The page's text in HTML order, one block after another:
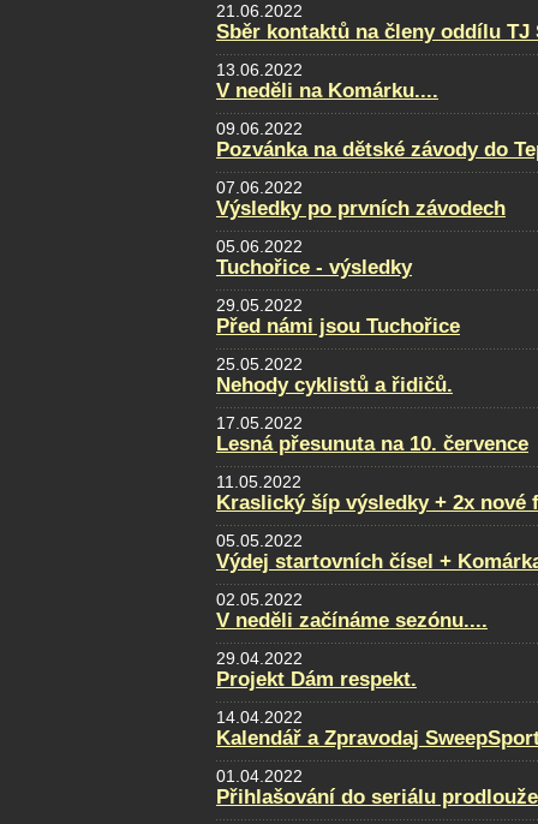
21.06.2022
Sběr kontaktů na členy oddílu TJ
13.06.2022
V neděli na Komárku....
09.06.2022
Pozvánka na dětské závody do
07.06.2022
Výsledky po prvních závodech
05.06.2022
Tuchořice - výsledky
29.05.2022
Před námi jsou Tuchořice
25.05.2022
Nehody cyklistů a řidičů.
17.05.2022
Lesná přesunuta na 10. července
11.05.2022
Kraslický šíp výsledky + 2x nové
05.05.2022
Výdej startovních čísel +
02.05.2022
V neděli začínáme sezónu....
29.04.2022
Projekt Dám respekt.
14.04.2022
Kalendář a Zpravodaj
01.04.2022
Přihlašování do seriálu